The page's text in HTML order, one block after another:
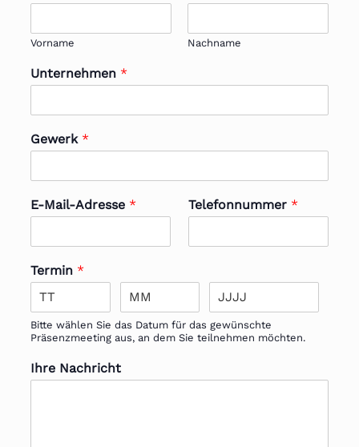
Vorname Nachname
Unternehmen *
Gewerk *
E-Mail-Adresse * Telefonnummer *
Termin *
Bitte wählen Sie das Datum für das gewünschte
Präsenzmeeting aus, an dem Sie teilnehmen möchten.
Ihre Nachricht